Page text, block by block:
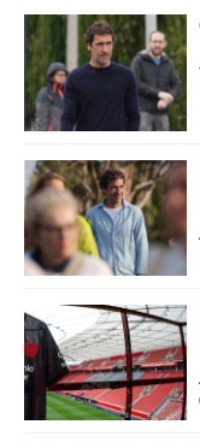
este sitio
IP
de
posible
traten tus
interés
a lo que
Para
su
u
datos
en
en
en